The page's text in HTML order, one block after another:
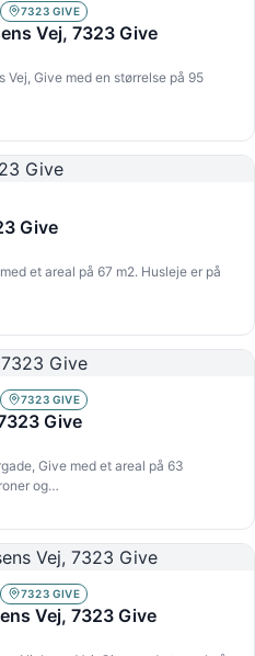
7323 GIVE
Vej, 7323 Give
Give med en størrelse på 95
Give
et areal på 67 m2. Husleje er på
7323 GIVE
Give
Give med et areal på 63
og…
7323 GIVE
Vej, 7323 Give